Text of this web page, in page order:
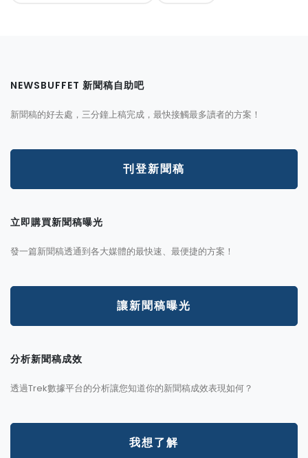
NEWSBUFFET 新聞稿自助吧
新聞稿的好去處，三分鐘上稿完成，最快接觸最多讀者的方案！
刊登新聞稿
立即購買新聞稿曝光
發一篇新聞稿透通到各大媒體的最快速、最便捷的方案！
讓新聞稿曝光
分析新聞稿成效
透過Trek數據平台的分析讓您知道你的新聞稿成效表現如何？
我想了解